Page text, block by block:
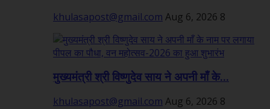
khulasapost@gmail.com Aug 6, 2026 8
मुख्यमंत्री श्री विष्णुदेव साय ने अपनी माँ के...
khulasapost@gmail.com Aug 6, 2026 8